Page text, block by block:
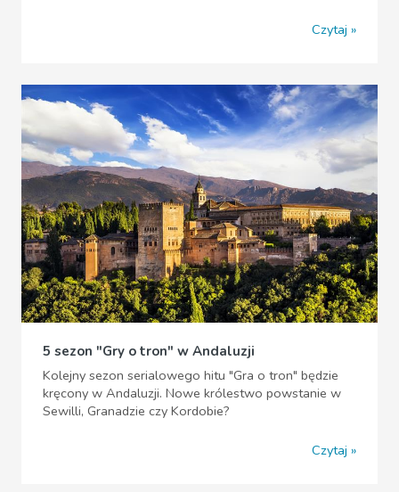
Czytaj
5 sezon "Gry o tron" w Andaluzji
Kolejny sezon serialowego hitu "Gra o tron" będzie
kręcony w Andaluzji. Nowe królestwo powstanie w
Sewilli, Granadzie czy Kordobie?
Czytaj